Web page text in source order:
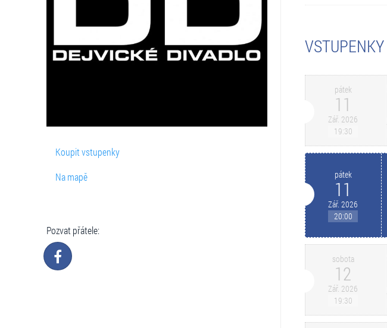
Koupit vstupenky
Na mapě
Pozvat přátele:
VSTUPENKY
pátek
11
Zář. 2026
19:30
pátek
11
Zář. 2026
20:00
sobota
12
Zář. 2026
19:30